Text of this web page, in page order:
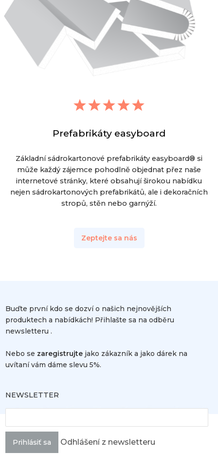
Prefabrikáty easyboard
Základní sádrokartonové prefabrikáty easyboard® si
může každý zájemce pohodlně objednat přez naše
internetové stránky, které obsahují širokou nabídku
nejen sádrokartonových prefabrikátů, ale i dekoračních
stropů, stěn nebo garnýží.
Zeptejte sa nás
Buďte první kdo se dozví o našich nejnovějších
produktech a nabídkách! Přihlašte sa na odběru
newsletteru .
Nebo se zaregistrujte jako zákazník a jako dárek na
uvítaní vám dáme slevu 5%.
NEWSLETTER
Prihlásiť sa Odhlášení z newsletteru